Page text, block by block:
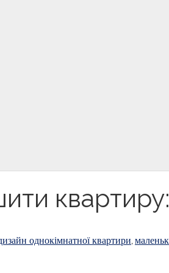
однокімнатної квартири,